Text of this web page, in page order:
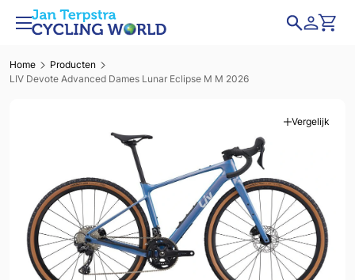
Home
Producten
LIV Devote Advanced Dames Lunar Eclipse M M 2026
Vergelijk